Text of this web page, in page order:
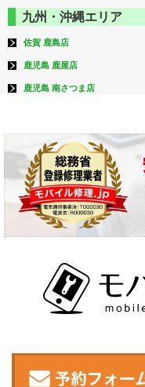
九州・沖縄エリア
佐賀 鹿島店
鹿児島 鹿屋店
鹿児島 南さつま店